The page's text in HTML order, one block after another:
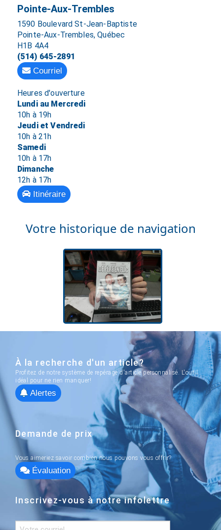
Pointe-Aux-Trembles
1590 Boulevard St-Jean-Baptiste
Pointe-Aux-Trembles, Québec
H1B 4A4
(514) 645-2891
Courriel
Heures d'ouverture
Lundi au Mercredi
10h à 19h
Jeudi et Vendredi
10h à 21h
Samedi
10h à 17h
Dimanche
12h à 17h
Itinéraire
Votre historique de navigation
À la recherche d'un article?
Profitez de notre système de repérage d'article personnalisé. L'outil
idéal pour ne rien manquer!
Alertes
Demande de prix
Vous aimeriez savoir combien nous pouvons vous offrir?
Évaluation
Inscrivez-vous à notre infolettre